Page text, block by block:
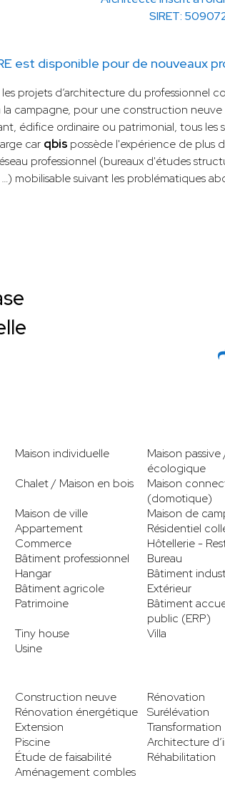
SIRET:
est disponible pour de nouveaux
projets d’architecture du professionnel
la campagne, pour une construction neuve
édifice ordinaire ou patrimonial, tous les
car qbis possède l'expérience de plus
professionnel (bureaux d'études
mobilisable suivant les problématiques
Maison individuelle
Maison passive
écologique
Chalet / Maison en bois
Maison
(domotique)
Maison de ville
Maison de
Appartement
Résidentiel
Commerce
Hôtellerie -
Bâtiment professionnel
Bureau
Hangar
Bâtiment
Bâtiment agricole
Extérieur
Patrimoine
Bâtiment
public (ERP)
Tiny house
Villa
Usine
Construction neuve
Rénovation
Rénovation énergétique
Surélévation
Extension
Transformation
Piscine
Architecture
Étude de faisabilité
Réhabilitation
Aménagement combles